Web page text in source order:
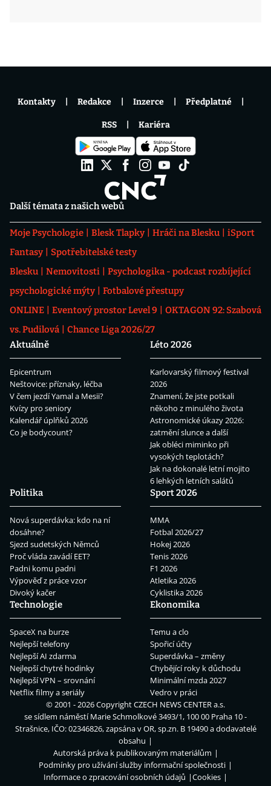
Další témata z našich webů
Moje Psychologie Blesk Tlapky Hráči na Blesku
iSport
Fantasy
Spotřebitelské testy
Blesku
Nemovitosti
Psychologika - podcast rozbíjející
psychologické mýty
Fotbalové přestupy
ONLINE
Eventový prostor Level 9
OKTAGON 92: Szabová
vs. Pudilová
Chance Liga 2026/27
Aktuálně
Epicentrum
Neštovice: příznaky, léčba
V čem jezdí Yamal a Mesii?
Kvízy pro seniory
Kalendář úplňků 2026
Co je bodycount?
Léto 2026
Karlovarský filmový festival
2026
Znamení, že jste potkali
někoho z minulého života
Astronomické úkazy 2026:
zatmění slunce a další
Jak obléci miminko při
vysokých teplotách?
Jak na dokonalé letní mojito
6 lehkých letních salátů
Politika
Nová superdávka: kdo na ní
dosáhne?
Sjezd sudetských Němců
Proč vláda zavádí EET?
Padni komu padni
Výpověď z práce vzor
Divoký kačer
Sport 2026
MMA
Fotbal 2026/27
Hokej 2026
Tenis 2026
F1 2026
Atletika 2026
Cyklistika 2026
Technologie
SpaceX na burze
Nejlepší telefony
Nejlepší AI zdarma
Nejlepší chytré hodinky
Nejlepší VPN – srovnání
Netflix filmy a seriály
Ekonomika
Temu a clo
Spořicí účty
Superdávka – změny
Chybějící roky k důchodu
Minimální mzda 2027
Vedro v práci
Kontakty Redakce Inzerce Předplatné
RSS Kariéra
© 2001 - 2026 CopyrightCZECH NEWS CENTER a.s.
se sídlem náměstí Marie Schmolkové 3493/1, 100 00 Praha 10 -
Strašnice, IČO: 02346826, zapsána v OR, sp.zn. B 19490 a dodavatelé
obsahu
Autorská práva k publikovaným materiálům
Podmínky pro užívání služby informační společnosti
Informace o zpracování osobních údajů
Cookies